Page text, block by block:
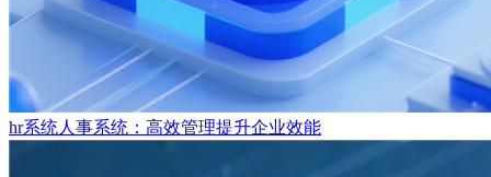
hr系统人事系统：高效管理提升企业效能